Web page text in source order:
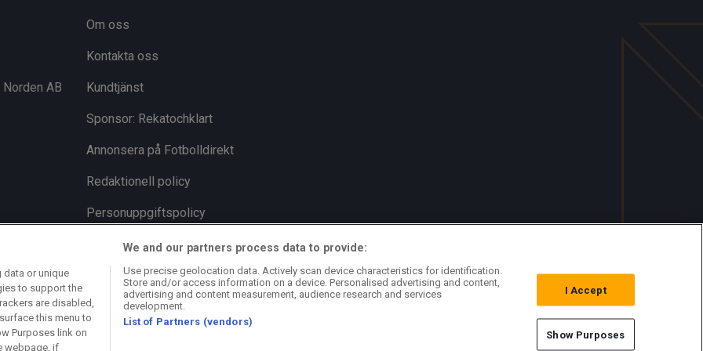
AB
Om oss
Kontakta oss
Kundtjänst
Sponsor: Rekatochklart
Annonsera på Fotbolldirekt
Redaktionell policy
Personuppgiftspolicy
Cookiepolicy
data or unique
to support the
are disabled,
this menu to
Purposes link on
webpage, if
We and our partners process data to provide:
Use precise geolocation data. Actively scan device characteristics for identification.
Store and/or access information on a device. Personalised advertising and content,
advertising and content measurement, audience research and services
development.
List of Partners (vendors)
I Accept
Show Purposes